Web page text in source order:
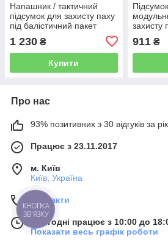
Напашник / тактичний
підсумок для захисту паху
під балістичний пакет
1 230 ₴
Купити
захисту
1000D
911₴
Про нас
93% позитивних з 30 відгуків за рік
Працює з 23.11.2017
м. Київ
Київ, Україна
Контакти
Сьогодні працює з 10:00 до
Показати весь графік роботи
КНОПКА
ЗВ'ЯЗКУ